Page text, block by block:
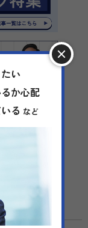
い
か心配
る など